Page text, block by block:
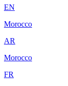
EN
Morocco
AR
Morocco
FR